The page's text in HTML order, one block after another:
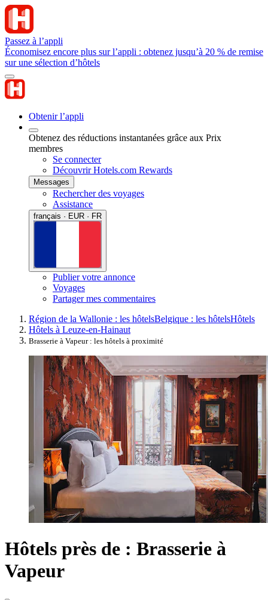
Passez à l’appli
Économisez encore plus sur l’appli : obtenez jusqu’à 20 % de remise
sur une sélection d’hôtels
Obtenir l’appli
Obtenez des réductions instantanées grâce aux Prix
membres
Se connecter
Découvrir Hotels.com Rewards
Messages
Rechercher des voyages
Assistance
français · EUR · FR
Publier votre annonce
Voyages
Partager mes commentaires
Région de la Wallonie : les hôtelsBelgique : les hôtelsHôtels
Hôtels à Leuze-en-Hainaut
Brasserie à Vapeur : les hôtels à proximité
Hôtels près de : Brasserie à
Vapeur